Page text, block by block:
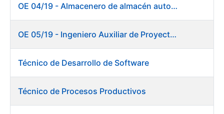
OE 04/19 - Almacenero de almacén automático
OE 05/19 - Ingeniero Auxiliar de Proyectos (Ceres)
Técnico de Desarrollo de Software
Técnico de Procesos Productivos